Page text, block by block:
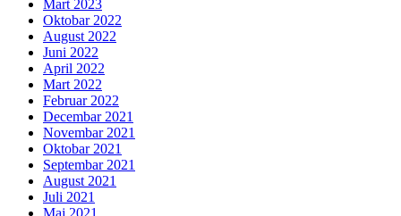
Mart 2023
Oktobar 2022
August 2022
Juni 2022
April 2022
Mart 2022
Februar 2022
Decembar 2021
Novembar 2021
Oktobar 2021
Septembar 2021
August 2021
Juli 2021
Maj 2021